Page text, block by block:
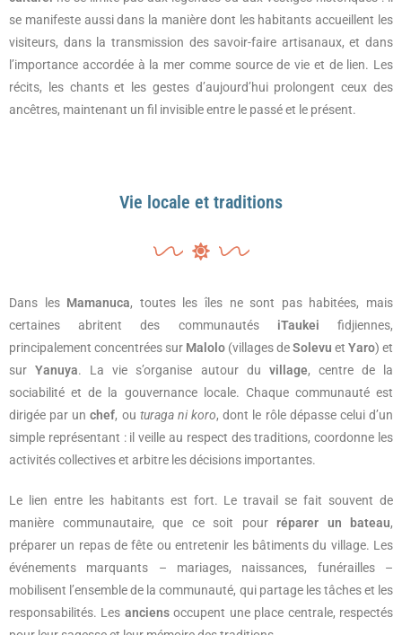
se manifeste aussi dans la manière dont les habitants accueillent les
visiteurs, dans la transmission des savoir-faire artisanaux, et dans
l’importance accordée à la mer comme source de vie et de lien. Les
récits, les chants et les gestes d’aujourd’hui prolongent ceux des
ancêtres, maintenant un fil invisible entre le passé et le présent.
Vie locale et traditions
Dans les Mamanuca, toutes les îles ne sont pas habitées, mais
certaines abritent des communautés iTaukei fidjiennes,
principalement concentrées sur Malolo (villages deSolevu et Yaro) et
surYanuya. La vie s’organise autour du village, centre de la
sociabilité et de la gouvernance locale. Chaque communauté est
dirigée par unchef, ou turaga ni koro, dont le rôle dépasse celui d’un
simple représentant : il veille au respect des traditions, coordonne les
activités collectives et arbitre les décisions importantes.
Le lien entre les habitants est fort. Le travail se fait souvent de
manière communautaire, que ce soit pour réparer un bateau,
préparer un repas de fête ou entretenir les bâtiments du village. Les
événements marquants – mariages, naissances, funérailles –
mobilisent l’ensemble de la communauté, qui partage les tâches et les
responsabilités. Les anciensoccupent une place centrale, respectés